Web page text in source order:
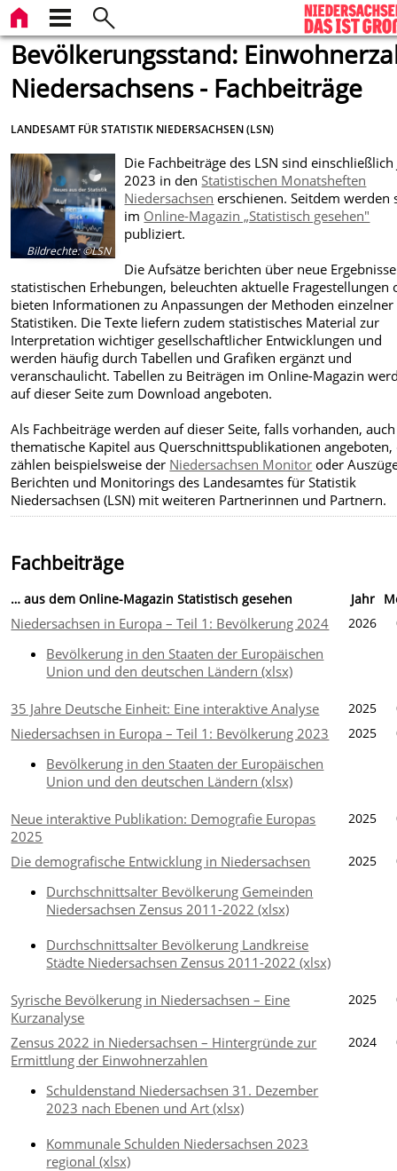
Bevölkerungsstand:
Niedersachsens - Fachbeiträge
LANDESAMT FÜR STATISTIK NIEDERSACHSEN (LSN)
Bildrechte:©LSN
Die Fachbeiträge des LSN sind einschließlich
2023 in denStatistischen Monatsheften
Niedersachsen erschienen. Seitdem werden
im Online-Magazin „Statistisch gesehen"
publiziert.
Die Aufsätze berichten über neue
statistischen Erhebungen, beleuchten aktuelle Fragestellungen
bieten Informationen zu Anpassungen der Methoden einzelner
Statistiken. Die Texte liefern zudem statistisches Material zur
Interpretation wichtiger gesellschaftlicher Entwicklungen und
werden häufig durch Tabellen und Grafiken ergänzt und
veranschaulicht. Tabellen zu Beiträgen im Online-Magazin
auf dieser Seite zum Download angeboten.
Als Fachbeiträge werden auf dieser Seite, falls vorhanden, auch
thematische Kapitel aus Querschnittspublikationen angeboten,
zählen beispielsweise der Niedersachsen Monitor oder
Berichten und Monitorings des Landesamtes für Statistik
Niedersachsen (LSN) mit weiteren Partnerinnen und Partnern.
Fachbeiträge
… aus dem Online-Magazin Statistisch gesehen Jahr
Niedersachsen in Europa – Teil 1: Bevölkerung 2024
Bevölkerung in den Staaten der Europäischen
Union und den deutschen Ländern (xlsx)
2026
35 Jahre Deutsche Einheit: Eine interaktive Analyse 2025
Niedersachsen in Europa – Teil 1: Bevölkerung 2023
Bevölkerung in den Staaten der Europäischen
Union und den deutschen Ländern (xlsx)
2025
Neue interaktive Publikation: Demografie Europas
2025
2025
Die demografische Entwicklung in Niedersachsen
Durchschnittsalter Bevölkerung Gemeinden
Niedersachsen Zensus 2011-2022 (xlsx)
Durchschnittsalter Bevölkerung Landkreise
Städte Niedersachsen Zensus 2011-2022 (xlsx)
2025
Syrische Bevölkerung in Niedersachsen – Eine
Kurzanalyse
2025
Zensus 2022 in Niedersachsen – Hintergründe zur
Ermittlung der Einwohnerzahlen
Schuldenstand Niedersachsen 31. Dezember
2023 nach Ebenen und Art (xlsx)
Kommunale Schulden Niedersachsen 2023
regional (xlsx)
2024